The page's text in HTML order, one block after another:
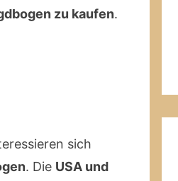
zu kaufen.
sich
. Die USA und